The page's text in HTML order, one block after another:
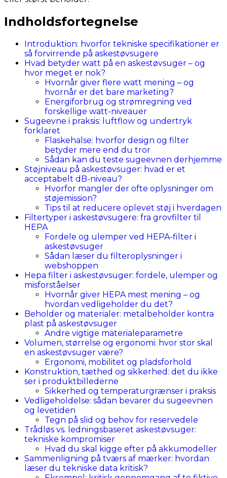
Indholdsfortegnelse
Introduktion: hvorfor tekniske specifikationer er
så forvirrende på askestøvsugere
Hvad betyder watt på en askestøvsuger – og
hvor meget er nok?
Hvornår giver flere watt mening – og
hvornår er det bare marketing?
Energiforbrug og strømregning ved
forskellige watt-niveauer
Sugeevne i praksis: luftflow og undertryk
forklaret
Flaskehalse: hvorfor design og filter
betyder mere end du tror
Sådan kan du teste sugeevnen derhjemme
Støjniveau på askestøvsuger: hvad er et
acceptabelt dB-niveau?
Hvorfor mangler der ofte oplysninger om
støjemission?
Tips til at reducere oplevet støj i hverdagen
Filtertyper i askestøvsugere: fra grovfilter til
HEPA
Fordele og ulemper ved HEPA-filter i
askestøvsuger
Sådan læser du filteroplysninger i
webshoppen
Hepa filter i askestøvsuger: fordele, ulemper og
misforståelser
Hvornår giver HEPA mest mening – og
hvordan vedligeholder du det?
Beholder og materialer: metalbeholder kontra
plast på askestøvsuger
Andre vigtige materialeparametre
Volumen, størrelse og ergonomi: hvor stor skal
en askestøvsuger være?
Ergonomi, mobilitet og pladsforhold
Konstruktion, tæthed og sikkerhed: det du ikke
ser i produktbillederne
Sikkerhed og temperaturgrænser i praksis
Vedligeholdelse: sådan bevarer du sugeevnen
og levetiden
Tegn på slid og behov for reservedele
Trådløs vs. ledningsbaseret askestøvsuger:
tekniske kompromiser
Hvad du skal kigge efter på akkumodeller
Sammenligning på tværs af mærker: hvordan
læser du tekniske data kritisk?